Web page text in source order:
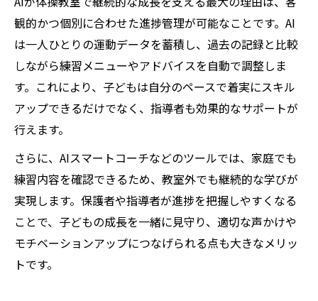
観的かつ個別に合わせた進捗管理が可能なことです。AI
は一人ひとりの運動データを蓄積し、過去の記録と比較
しながら練習メニューやアドバイスを自動で調整しま
す。これにより、子どもは自分のペースで着実にスキル
アップできるだけでなく、指導者も効果的なサポートが
行えます。
さらに、AIスマートコーチなどのツールでは、家庭でも
練習内容を確認できるため、教室外でも継続的な学びが
実現します。保護者や指導者が進捗を把握しやすくなる
ことで、子どもの成長を一緒に見守り、適切な声かけや
モチベーションアップにつなげられる点も大きなメリッ
トです。